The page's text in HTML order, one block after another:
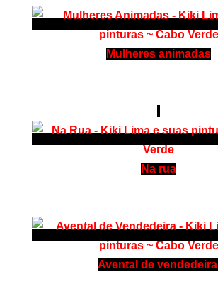
Mulheres animadas
Na rua
Avental de vendedeira